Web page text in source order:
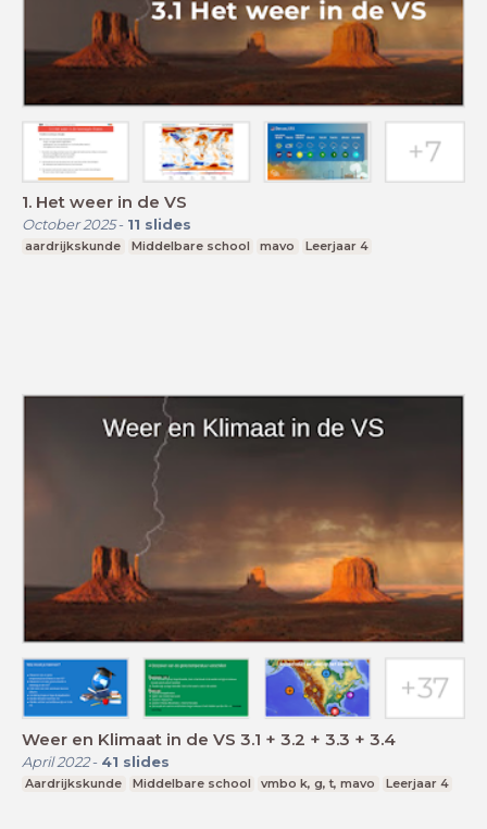
1. Het weer in de VS
October 2025- 11 slides
aardrijkskunde Middelbare school mavo Leerjaar 4
Weer en Klimaat in de VS 3.1 + 3.2 + 3.3 + 3.4
April 2022- 41 slides
Aardrijkskunde Middelbare school vmbo k, g, t, mavo Leerjaar 4